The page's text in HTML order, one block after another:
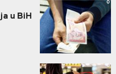
u BiH
0
0